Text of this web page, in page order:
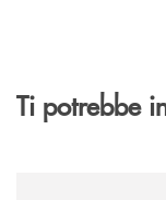
Ti potrebbe